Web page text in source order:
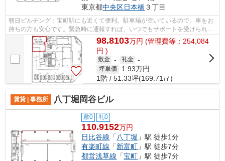
東京都中央区日本橋３丁目
朝日ビルヂング：宝町駅にも近くて便利。駐車場が空いているので、車をお
持ちの方も安心です。緊急時に通報すれば、いつでもサポートを受けられる
システムがあります。駅が周辺に2つあ...
98.8103万円 (管理費等：254,084
円 )
敷金 - 礼金 -
坪単価 1.93万円
1階 / 51.33坪(169.71㎡)
賃貸 | 事務所 八丁堀岡谷ビル
敷0 礼0
110.9152万円
日比谷線 「八丁堀 」駅 徒歩1分
有楽町線 「新富町 」駅 徒歩7分
都営浅草線 「宝町 」駅 徒歩7分